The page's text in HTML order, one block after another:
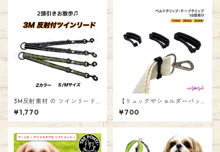
ンブランド イタリア製 犬 人気
かわいい おしゃれ お散歩 簡単
tyle
3M反射素材 の ツインリード
☆ ダブルリード 2頭引き用リ
ード お散歩 お出かけ 犬 ペッ
ト ダブル アタッチメント 反射
頭引き 兄弟 姉妹 エミリースタ
イル emilystyle
¥1,770
【リュックやショルダーバッ
グのベルトがすっきり！】ベ
ルトクリップ 15mm 20mm 2
5mm 10個売り セット テープ
ド アウトドア用品 デイリー お
散歩 運動 調節 キャンプ リュ
¥700